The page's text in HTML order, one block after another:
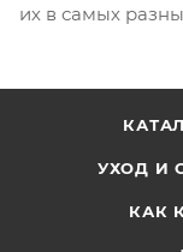
их в самых
УХОД И
КАК